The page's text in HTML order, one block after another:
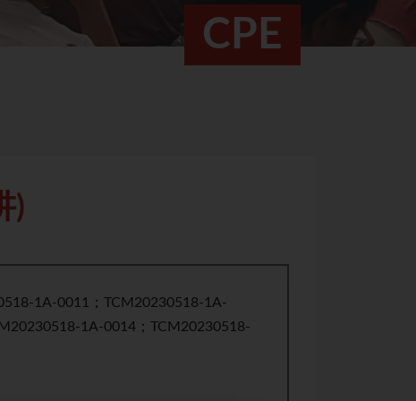
CPE
)
1A-0011；TCM20230518-1A-
1A-0014；TCM20230518-